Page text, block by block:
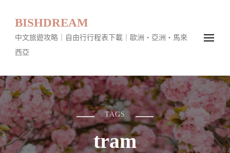
BISHDREAM
中文旅遊攻略｜自由行行程表下載｜歐洲・亞洲・馬來
西亞
TAGS
tram